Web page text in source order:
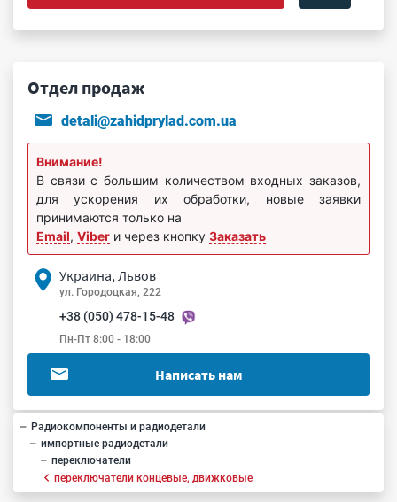
Отдел продаж
detali@zahidprylad.com.ua
Внимание!
В связи с большим количеством входных заказов,
для ускорения их обработки, новые заявки
принимаются только на
Email, Viber и через кнопку Заказать
Украина, Львов
ул. Городоцкая, 222
+38 (050) 478-15-48
Пн-Пт 8:00 - 18:00
Написать нам
Радиокомпоненты и радиодетали
импортные радиодетали
переключатели
переключатели концевые, движковые